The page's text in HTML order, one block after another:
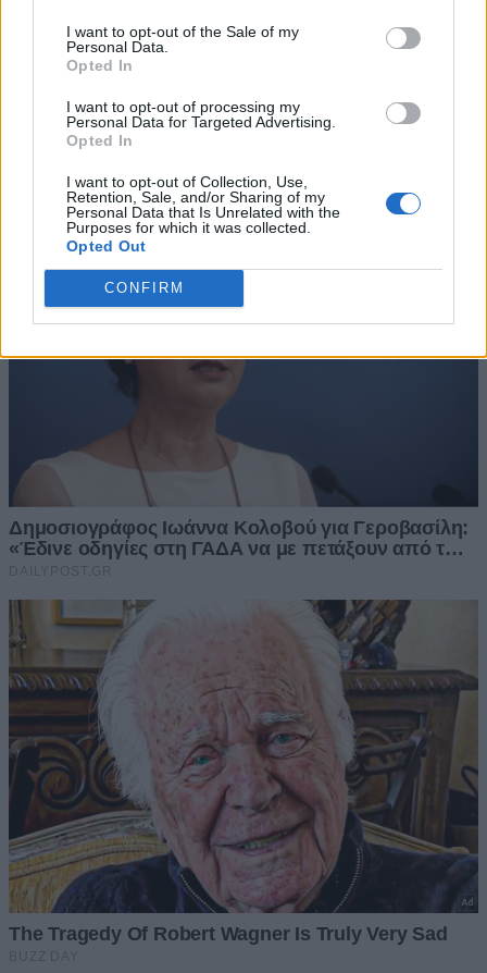
I want to opt-out of the Sale of my
Personal Data.
Opted In
I want to opt-out of processing my
Personal Data for Targeted Advertising.
Opted In
I want to opt-out of Collection, Use,
Retention, Sale, and/or Sharing of my
Personal Data that Is Unrelated with the
Purposes for which it was collected.
Opted Out
CONFIRM